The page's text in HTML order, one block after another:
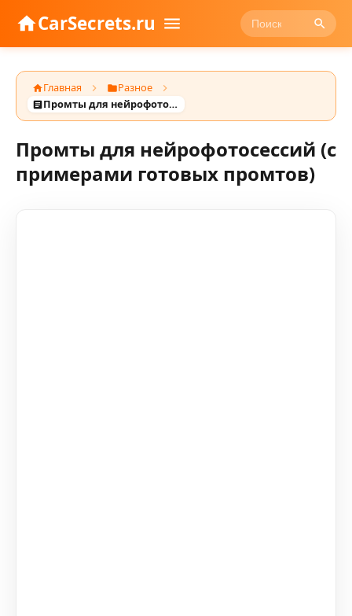
CarSecrets.ru
Главная
Разное
Промты для нейрофотосессий (с примерами готовых промтов)
Промты для нейрофотосессий (с
примерами готовых промтов)